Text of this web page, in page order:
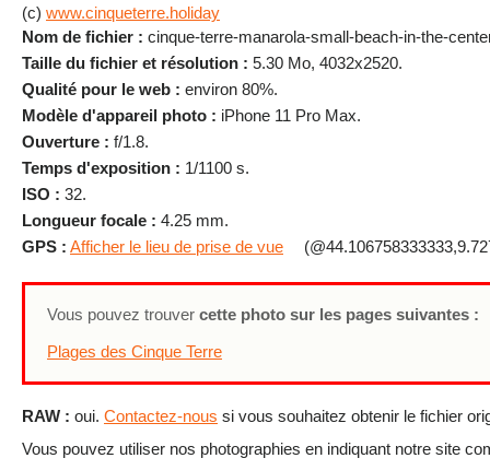
(c) www.cinqueterre.holiday
Nom de fichier : cinque-terre-manarola-small-beach-in-the-
Taille du fichier et résolution : 5.30 Mo, 4032x2520.
Qualité pour le web : environ 80%.
Modèle d'appareil photo : iPhone 11 Pro Max.
Ouverture : f/1.8.
Temps d'exposition : 1/1100 s.
ISO : 32.
Longueur focale : 4.25 mm.
GPS : Afficher le lieu de prise de vue
Vous pouvez trouver cette photo sur les pages suivantes :
Plages des Cinque Terre
RAW : oui. Contactez-nous si vous souhaitez obtenir le fichier
Vous pouvez utiliser nos photographies en indiquant notre site